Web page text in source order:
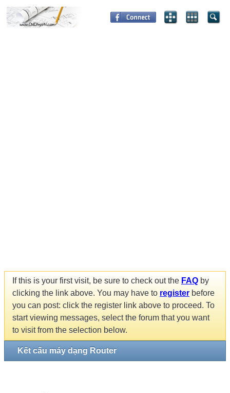
If this is your first visit, be sure to check out the FAQ by
clicking the link above. You may have to register before
you can post: click the register link above to proceed. To
start viewing messages, select the forum that you want
to visit from the selection below.
Kết cấu máy dạng Router